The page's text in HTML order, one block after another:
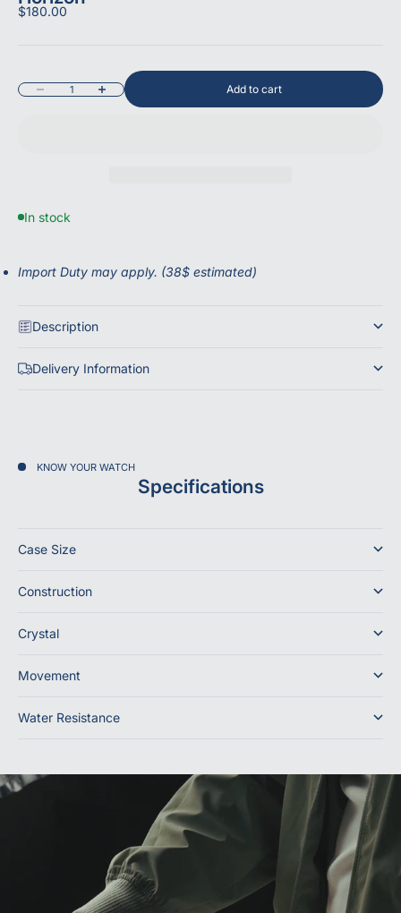
Sale price
$180.00
Decrease quantityIncrease quantity Add to cart
In stock
Import Duty may apply. (38$ estimated)
Description
Delivery Information
KNOW YOUR WATCH
Specifications
Case Size
Construction
Crystal
Movement
Water Resistance